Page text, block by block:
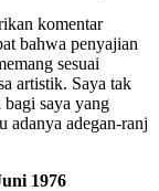
komentar
bahwa penyajian
sesuai
artistik. Saya tak
bagi saya yang
adanya adegan-ranj
1976